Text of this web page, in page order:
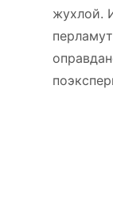
жухлой.